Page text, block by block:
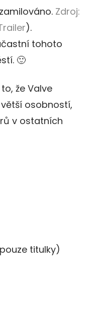
Zdroj:
).
tohoto
🙂
že Valve
osobností,
v ostatních
titulky)